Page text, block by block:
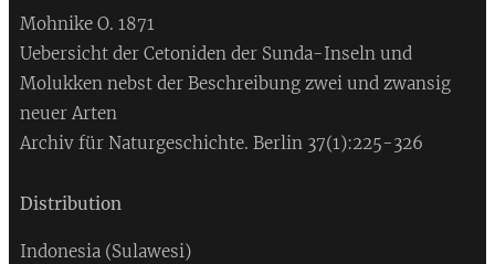
Mohnike O. 1871
Uebersicht der Cetoniden der Sunda-Inseln und
Molukken nebst der Beschreibung zwei und zwansig
neuer Arten
Archiv für Naturgeschichte. Berlin 37(1):225-326
Distribution
Indonesia (Sulawesi)